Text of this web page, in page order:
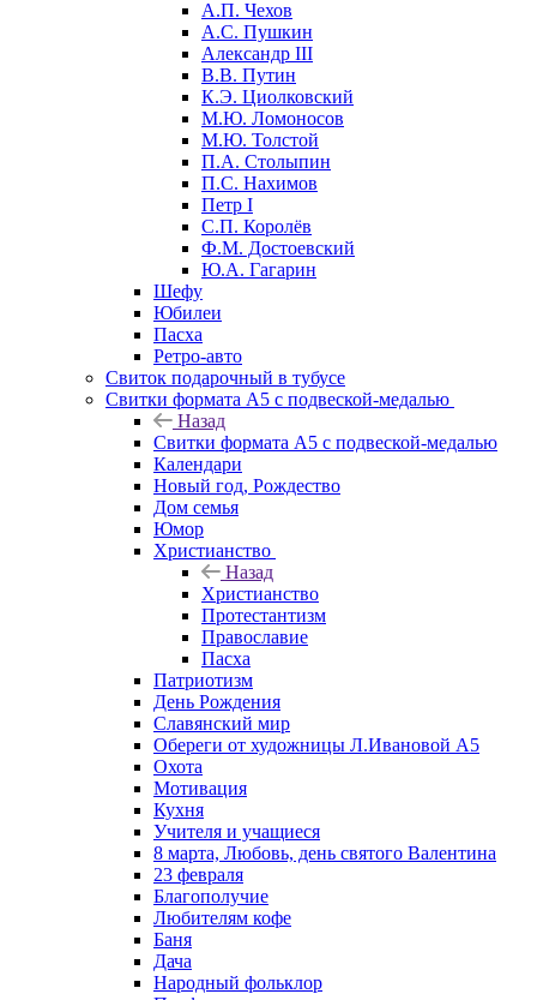
А.П. Чехов
А.С. Пушкин
Александр III
В.В. Путин
К.Э. Циолковский
М.Ю. Ломоносов
М.Ю. Толстой
П.А. Столыпин
П.С. Нахимов
Петр I
С.П. Королёв
Ф.М. Достоевский
Ю.А. Гагарин
Шефу
Юбилеи
Пасха
Ретро-авто
Свиток подарочный в тубусе
Свитки формата А5 с подвеской-медалью
Назад
Свитки формата А5 с подвеской-медалью
Календари
Новый год, Рождество
Дом семья
Юмор
Христианство
Назад
Христианство
Протестантизм
Православие
Пасха
Патриотизм
День Рождения
Славянский мир
Обереги от художницы Л.Ивановой А5
Охота
Мотивация
Кухня
Учителя и учащиеся
8 марта, Любовь, день святого Валентина
23 февраля
Благополучие
Любителям кофе
Баня
Дача
Народный фольклор